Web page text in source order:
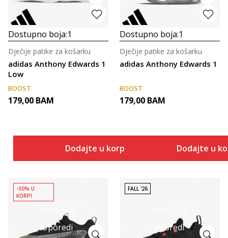
Dostupno boja:1
adidas Anthony Edwards 1
Low
Dječije patike za košarku
BOOST
179,00 BAM
Dodajte u korpu
Dostupno boja:1
adidas Anthony Edwards 1
Dječije patike za košarku
BOOST
179,00 BAM
Dodajte u
Detaljnije
Uporedi
-30% U
KORPI
Uporedi
FALL '26